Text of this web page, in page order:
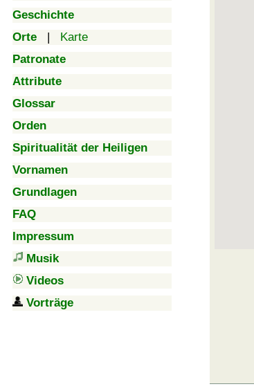
Geschichte
Orte | Karte
Patronate
Attribute
Glossar
Orden
Spiritualität der Heiligen
Vornamen
Grundlagen
FAQ
Impressum
Musik
Videos
Vorträge